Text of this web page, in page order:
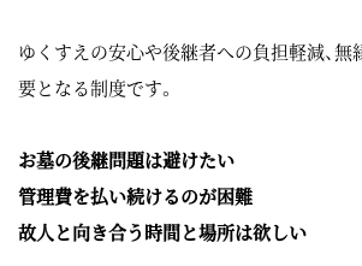
ゆくすえの安心や後継者への負担軽減、
要となる制度です。
お墓の後継問題は避けたい
管理費を払い続けるのが困難
故人と向き合う時間と場所は欲しい